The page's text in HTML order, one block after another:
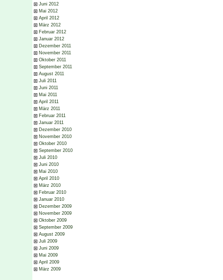
Juni 2012
Mai 2012
April 2012
März 2012
Februar 2012
Januar 2012
Dezember 2011
November 2011
Oktober 2011
September 2011
August 2011
Juli 2011
Juni 2011
Mai 2011
April 2011
März 2011
Februar 2011
Januar 2011
Dezember 2010
November 2010
Oktober 2010
September 2010
Juli 2010
Juni 2010
Mai 2010
April 2010
März 2010
Februar 2010
Januar 2010
Dezember 2009
November 2009
Oktober 2009
September 2009
August 2009
Juli 2009
Juni 2009
Mai 2009
April 2009
März 2009